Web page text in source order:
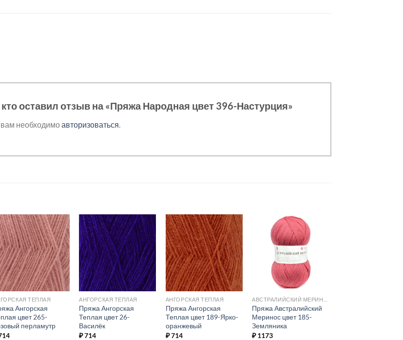
оставил отзыв на «Пряжа Народная цвет 396-Настурция»
необходимоавторизоваться.
Добавить в
избранное.
ТЕПЛАЯ
Ангорская
цвет 265-
перламутр
Добавить в
избранное.
АНГОРСКАЯ ТЕПЛАЯ
Пряжа Ангорская
Теплая цвет 26-
Василёк
₽714
Добавить в
избранное.
АНГОРСКАЯ ТЕПЛАЯ
Пряжа Ангорская
Теплая цвет 189-Ярко-
оранжевый
₽714
Добавить в
избранное.
Пряжа Австралийский
Меринос цвет 185-
Земляника
₽1173